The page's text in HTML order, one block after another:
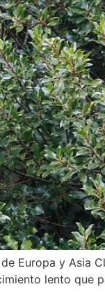
Europa y Asia
lento que